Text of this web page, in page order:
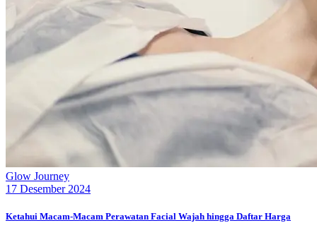
Glow Journey
17 Desember 2024
Ketahui Macam-Macam Perawatan Facial Wajah hingga Daftar Harga